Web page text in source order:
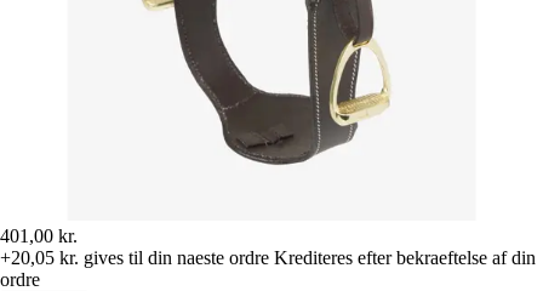
401,00 kr.
+20,05 kr. gives til din naeste ordre Krediteres efter bekraeftelse af din
ordre